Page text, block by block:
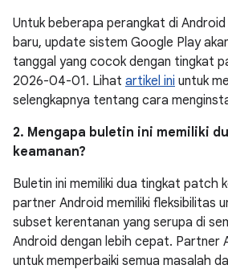
Untuk beberapa perangkat di
baru, update sistem Google Play
tanggal yang cocok dengan tingkat
2026-04-01. Lihat artikel ini untuk
selengkapnya tentang cara
2. Mengapa buletin ini memiliki
keamanan?
Buletin ini memiliki dua tingkat patch
partner Android memiliki fleksibilitas
subset kerentanan yang serupa di
Android dengan lebih cepat. Partner
untuk memperbaiki semua masalah